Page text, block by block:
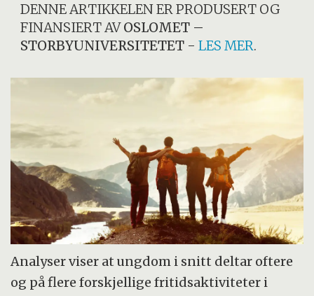
DENNE ARTIKKELEN ER PRODUSERT OG
FINANSIERT AVOSLOMET –
STORBYUNIVERSITETET -LES MER.
Analyser viser at ungdom i snitt deltar oftere
og på flere forskjellige fritidsaktiviteter i